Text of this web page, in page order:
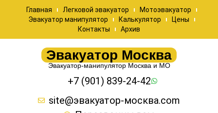
Главная Легковой эвакуатор
Мотоэвакуатор
Эвакуатор манипулятор
Калькулятор
Цены
Контакты
Архив
Эвакуатор Москва
Эвакуатор-манипулятор Москва и МО
+7 (901) 839-24-42
site@эвакуатор-москва.com